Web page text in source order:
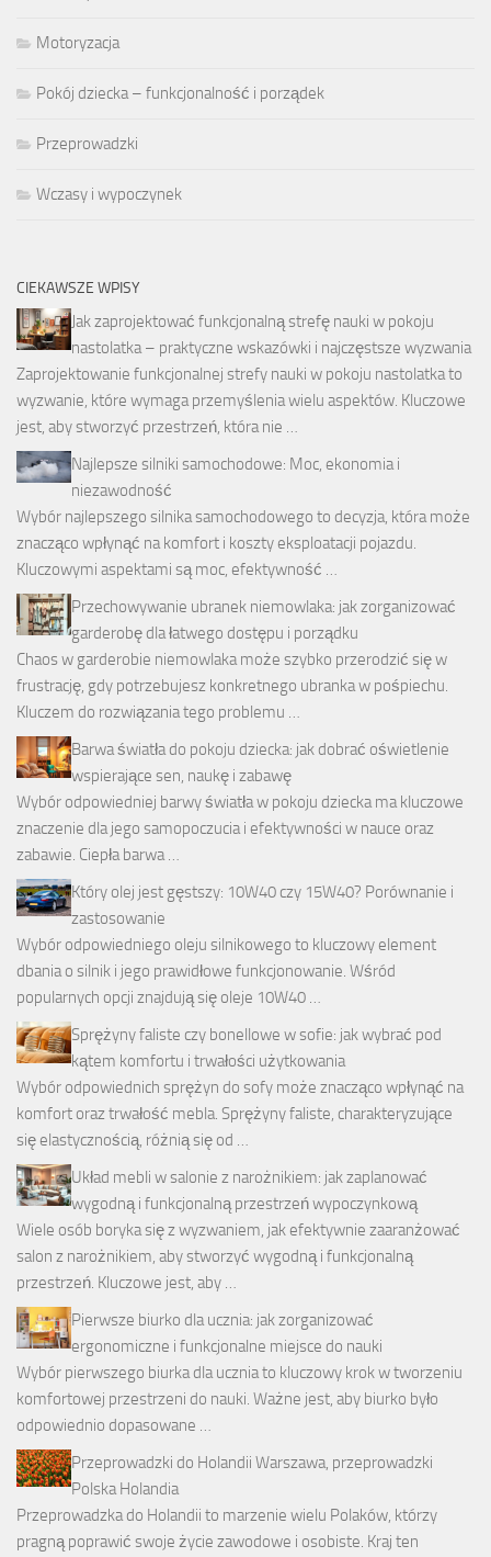
Motoryzacja
Pokój dziecka – funkcjonalność i porządek
Przeprowadzki
Wczasy i wypoczynek
CIEKAWSZE WPISY
Jak zaprojektować funkcjonalną strefę nauki w pokoju
nastolatka – praktyczne wskazówki i najczęstsze wyzwania
Zaprojektowanie funkcjonalnej strefy nauki w pokoju nastolatka to
wyzwanie, które wymaga przemyślenia wielu aspektów. Kluczowe
jest, aby stworzyć przestrzeń, która nie …
Najlepsze silniki samochodowe: Moc, ekonomia i
niezawodność
Wybór najlepszego silnika samochodowego to decyzja, która może
znacząco wpłynąć na komfort i koszty eksploatacji pojazdu.
Kluczowymi aspektami są moc, efektywność …
Przechowywanie ubranek niemowlaka: jak zorganizować
garderobę dla łatwego dostępu i porządku
Chaos w garderobie niemowlaka może szybko przerodzić się w
frustrację, gdy potrzebujesz konkretnego ubranka w pośpiechu.
Kluczem do rozwiązania tego problemu …
Barwa światła do pokoju dziecka: jak dobrać oświetlenie
wspierające sen, naukę i zabawę
Wybór odpowiedniej barwy światła w pokoju dziecka ma kluczowe
znaczenie dla jego samopoczucia i efektywności w nauce oraz
zabawie. Ciepła barwa …
Który olej jest gęstszy: 10W40 czy 15W40? Porównanie i
zastosowanie
Wybór odpowiedniego oleju silnikowego to kluczowy element
dbania o silnik i jego prawidłowe funkcjonowanie. Wśród
popularnych opcji znajdują się oleje 10W40 …
Sprężyny faliste czy bonellowe w sofie: jak wybrać pod
kątem komfortu i trwałości użytkowania
Wybór odpowiednich sprężyn do sofy może znacząco wpłynąć na
komfort oraz trwałość mebla. Sprężyny faliste, charakteryzujące
się elastycznością, różnią się od …
Układ mebli w salonie z narożnikiem: jak zaplanować
wygodną i funkcjonalną przestrzeń wypoczynkową
Wiele osób boryka się z wyzwaniem, jak efektywnie zaaranżować
salon z narożnikiem, aby stworzyć wygodną i funkcjonalną
przestrzeń. Kluczowe jest, aby …
Pierwsze biurko dla ucznia: jak zorganizować
ergonomiczne i funkcjonalne miejsce do nauki
Wybór pierwszego biurka dla ucznia to kluczowy krok w tworzeniu
komfortowej przestrzeni do nauki. Ważne jest, aby biurko było
odpowiednio dopasowane …
Przeprowadzki do Holandii Warszawa, przeprowadzki
Polska Holandia
Przeprowadzka do Holandii to marzenie wielu Polaków, którzy
pragną poprawić swoje życie zawodowe i osobiste. Kraj ten